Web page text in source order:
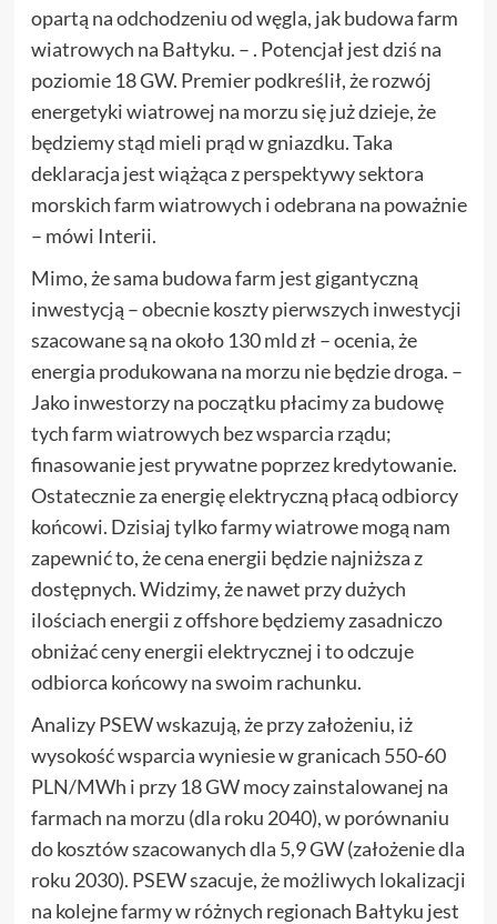
opartą na odchodzeniu od węgla, jak budowa farm
wiatrowych na Bałtyku. – . Potencjał jest dziś na
poziomie 18 GW. Premier podkreślił, że rozwój
energetyki wiatrowej na morzu się już dzieje, że
będziemy stąd mieli prąd w gniazdku. Taka
deklaracja jest wiążąca z perspektywy sektora
morskich farm wiatrowych i odebrana na poważnie
– mówi Interii.
Mimo, że sama budowa farm jest gigantyczną
inwestycją – obecnie koszty pierwszych inwestycji
szacowane są na około 130 mld zł – ocenia, że
energia produkowana na morzu nie będzie droga. –
Jako inwestorzy na początku płacimy za budowę
tych farm wiatrowych bez wsparcia rządu;
finasowanie jest prywatne poprzez kredytowanie.
Ostatecznie za energię elektryczną płacą odbiorcy
końcowi. Dzisiaj tylko farmy wiatrowe mogą nam
zapewnić to, że cena energii będzie najniższa z
dostępnych. Widzimy, że nawet przy dużych
ilościach energii z offshore będziemy zasadniczo
obniżać ceny energii elektrycznej i to odczuje
odbiorca końcowy na swoim rachunku.
Analizy PSEW wskazują, że przy założeniu, iż
wysokość wsparcia wyniesie w granicach 550-60
PLN/MWh i przy 18 GW mocy zainstalowanej na
farmach na morzu (dla roku 2040), w porównaniu
do kosztów szacowanych dla 5,9 GW (założenie dla
roku 2030). PSEW szacuje, że możliwych lokalizacji
na kolejne farmy w różnych regionach Bałtyku jest